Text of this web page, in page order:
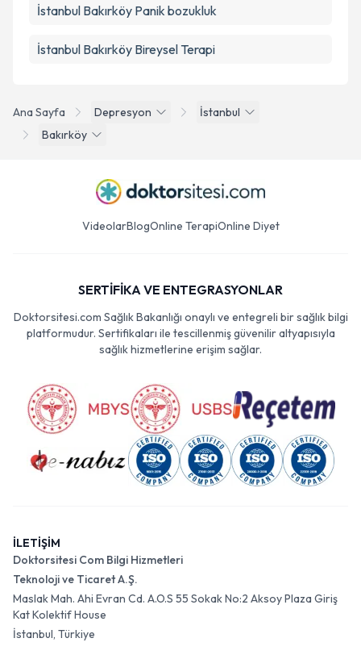
Ana Sayfa Depresyon
İstanbul
Bakırköy
İstanbul Bakırköy Panik bozukluk
İstanbul Bakırköy Bireysel Terapi
VideolarBlogOnline TerapiOnline Diyet
SERTİFİKA VE ENTEGRASYONLAR
Doktorsitesi.com Sağlık Bakanlığı onaylı ve entegreli bir sağlık bilgi
platformudur. Sertifikaları ile tescillenmiş güvenilir altyapısıyla
sağlık hizmetlerine erişim sağlar.
İLETİŞİM
Doktorsitesi Com Bilgi Hizmetleri
Teknoloji ve Ticaret A.Ş.
Maslak Mah. Ahi Evran Cd. A.O.S 55 Sokak No:2 Aksoy Plaza Giriş
Kat Kolektif House
İstanbul, Türkiye